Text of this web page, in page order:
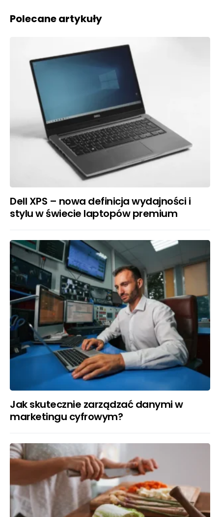
Polecane artykuły
Dell XPS – nowa definicja wydajności i
stylu w świecie laptopów premium
Jak skutecznie zarządzać danymi w
marketingu cyfrowym?